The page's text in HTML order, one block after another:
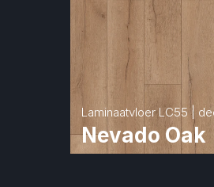
Laminaatvloer LC55 |
Nevado Oak